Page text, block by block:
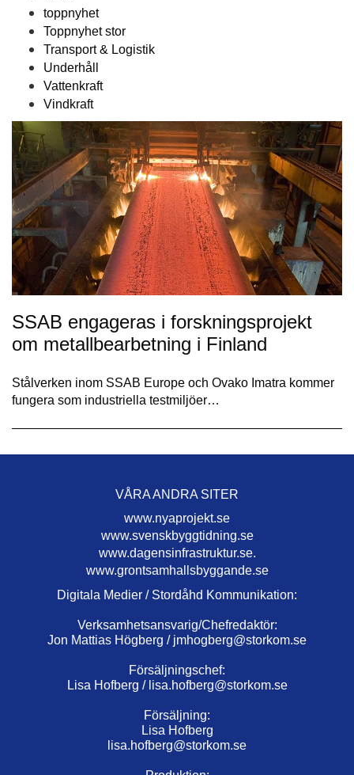
toppnyhet
Toppnyhet stor
Transport & Logistik
Underhåll
Vattenkraft
Vindkraft
SSAB engageras i forskningsprojekt
om metallbearbetning i Finland
Stålverken inom SSAB Europe och Ovako Imatra kommer
fungera som industriella testmiljöer…
VÅRA ANDRA SITER
www.nyaprojekt.se
www.svenskbyggtidning.se
www.dagensinfrastruktur.se.
www.grontsamhallsbyggande.se
Digitala Medier / Stordåhd Kommunikation:
Verksamhetsansvarig/Chefredaktör:
Jon Mattias Högberg / jmhogberg@storkom.se
Försäljningschef:
Lisa Hofberg / lisa.hofberg@storkom.se
Försäljning:
Lisa Hofberg
lisa.hofberg@storkom.se